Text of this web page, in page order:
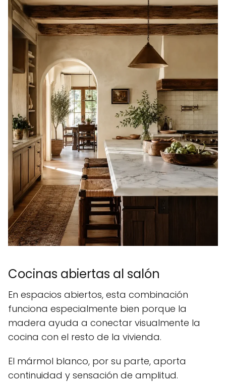
Cocinas abiertas al salón
En espacios abiertos, esta combinación
funciona especialmente bien porque la
madera ayuda a conectar visualmente la
cocina con el resto de la vivienda.
El mármol blanco, por su parte, aporta
continuidad y sensación de amplitud.